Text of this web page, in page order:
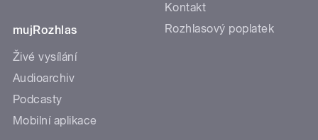
mujRozhlas
Živé vysílání
Audioarchiv
Podcasty
Mobilní aplikace
Kontakt
Rozhlasový poplatek